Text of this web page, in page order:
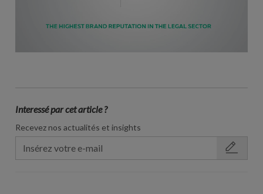
Interessé par cet article ?
Recevez nos actualités et insights